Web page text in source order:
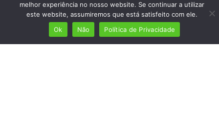
melhor experiência no nosso website. Se continuar a utilizar
este website, assumiremos que está satisfeito com ele.
Ok
Não Política de Privacidade